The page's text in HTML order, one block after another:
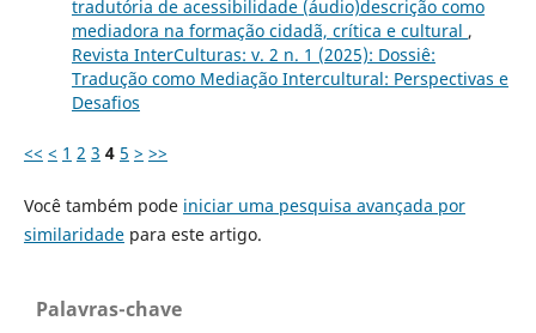
tradutória de acessibilidade (áudio)descrição como
mediadora na formação cidadã, crítica e cultural ,
Revista InterCulturas: v. 2 n. 1 (2025): Dossiê:
Tradução como Mediação Intercultural: Perspectivas e
Desafios
<< < 1 2 3 4 5 > >>
Você também pode iniciar uma pesquisa avançada por
similaridadepara este artigo.
Palavras-chave